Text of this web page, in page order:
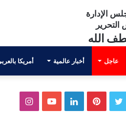
الإدارة
الله
عاجل أخبار عالمية أمريكا